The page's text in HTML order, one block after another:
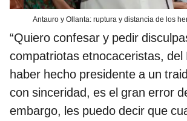
Antauro y Ollanta: ruptura y distancia de los
“Quiero confesar y pedir
compatriotas etnocaceristas, del
haber hecho presidente a un
con sinceridad, es el gran error
embargo, les puedo decir que